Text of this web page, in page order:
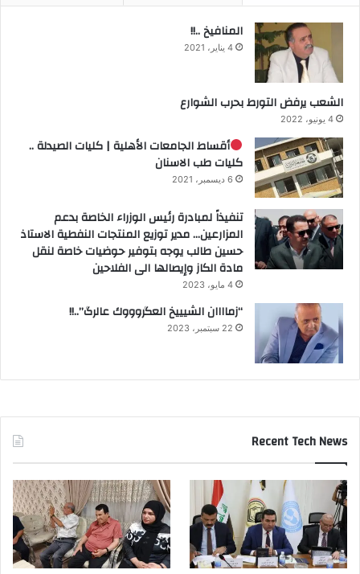
المنافيخ ..!!
4 يناير، 2021
الشعب يرفض التورط بحرب الشوارع
4 يونيو، 2022
أقساط الجامعات الأهلية | كليات الصيدلة ..
كليات طب الاسنان
6 ديسمبر، 2021
تنفيذاً لمبادرة رئيس الوزراء الخاصة بدعم
المزارعين… مدير توزيع المنتجات النفطية الاستاذ
حسين طالب يوجه بتوفير حوضيات خاصة لنقل
مادة الكاز وإيصالها الى الفلاحين
4 مايو، 2023
“زماااان الشيييخ العگروووك عالرگ”..!!
22 سبتمبر، 2023
Recent Tech News